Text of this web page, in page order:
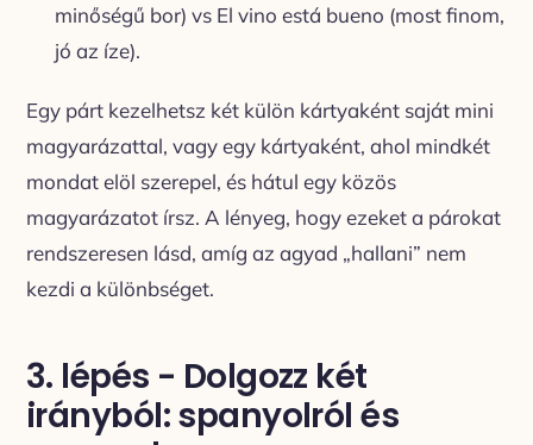
minőségű bor) vs El vino está bueno (most finom,
jó az íze).
Egy párt kezelhetsz két külön kártyaként saját mini
magyarázattal, vagy egy kártyaként, ahol mindkét
mondat elöl szerepel, és hátul egy közös
magyarázatot írsz. A lényeg, hogy ezeket a párokat
rendszeresen lásd, amíg az agyad „hallani” nem
kezdi a különbséget.
3. lépés - Dolgozz két
irányból: spanyolról és